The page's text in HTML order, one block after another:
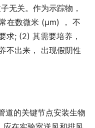
无关。作为示踪物，
在数微米 (μm) ， 不
求; (2) 其需要培养，
不出来， 出现假阴性
道的关键节点安装生物